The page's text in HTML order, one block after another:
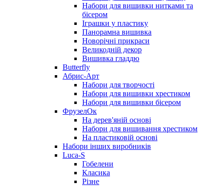
Набори для вишивки нитками та
бісером
Іграшки у пластику
Панорамна вишивка
Новорічні прикраси
Великодній декор
Вишивка гладдю
Butterfly
Абрис-Арт
Набори для творчості
Набори для вишивки хрестиком
Набори для вишивки бісером
ФрузелОк
На дерев'яній основі
Набори для вишивання хрестиком
На пластиковій основі
Набори інших виробників
Luca-S
Гобелени
Класика
Різне